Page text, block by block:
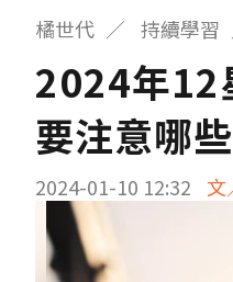
橘世代 持續學習
2024年12
要注意哪
2024-01-10 12:32 文